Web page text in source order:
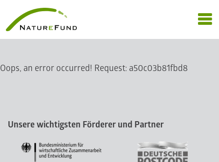
Oops, an error occurred! Request: a50c03b81fbd8
Unsere wichtigsten Förderer und Partner